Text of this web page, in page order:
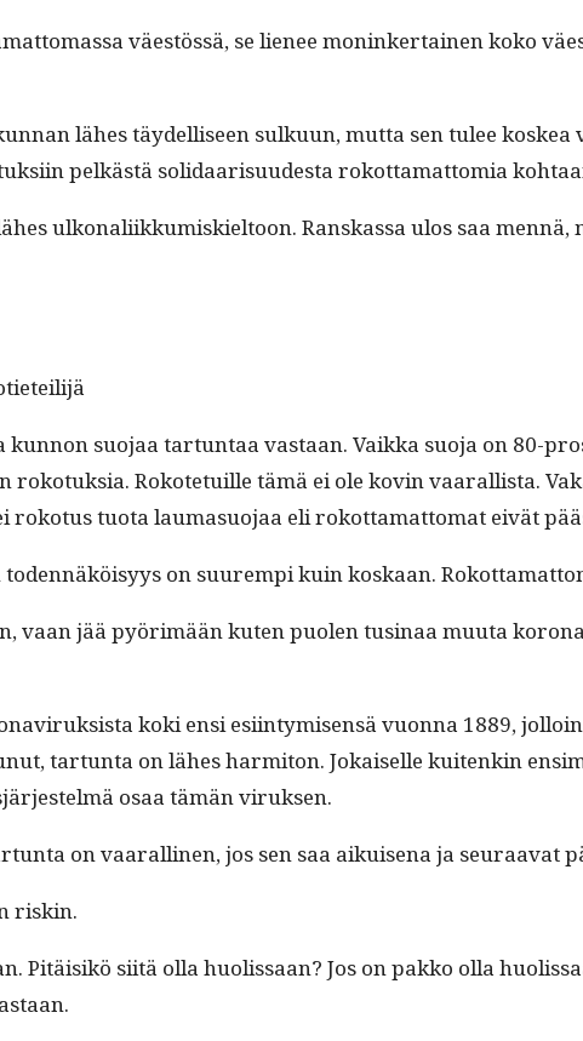
väestössä, se lie­nee moninker­tainen koko
läh­es täy­del­liseen sulku­un, mut­ta sen tulee
pelkästä sol­i­daarisu­ud­es­ta rokot­ta­mat­to­mia
ulkon­ali­ikku­miskiel­toon. Ran­skas­sa ulos saa
suo­jaa tar­tun­taa vas­taan. Vaik­ka suo­ja on 80-
Rokote­tu­ille tämä ei ole kovin vaar­al­lista.
roko­tus tuo­ta lau­ma­suo­jaa eli rokot­ta­mat­tomat eivät
on suurem­pi kuin koskaan.
vaan jää pyörimään kuten puolen tusi­naa muu­ta
koki ensi esi­in­tymisen­sä vuon­na 1889,
tar­tun­ta on läh­es har­mi­ton. Jokaiselle kuitenkin
osaa tämän viruksen.
on vaar­alli­nen, jos sen saa aikuise­na ja seu­raa­vat
riskin.
Pitäisikö siitä olla huolis­saan? Jos on pakko olla